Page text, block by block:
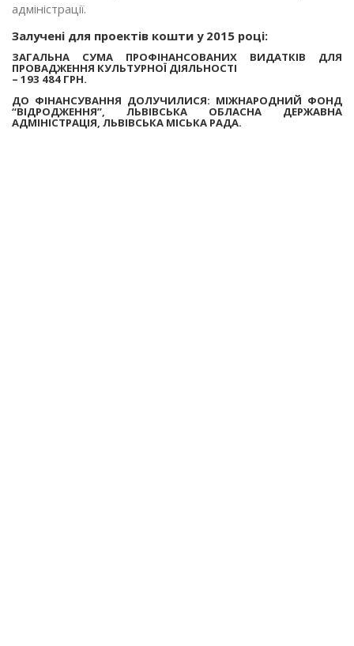
адміністрації.
Залучені для проектів кошти у 2015 році:
ЗАГАЛЬНА СУМА ПРОФІНАНСОВАНИХ ВИДАТКІВ ДЛЯ
ПРОВАДЖЕННЯ КУЛЬТУРНОЇ ДІЯЛЬНОСТІ
– 193 484 ГРН.
ДО ФІНАНСУВАННЯ ДОЛУЧИЛИСЯ: МІЖНАРОДНИЙ ФОНД
“ВІДРОДЖЕННЯ”, ЛЬВІВСЬКА ОБЛАСНА ДЕРЖАВНА
АДМІНІСТРАЦІЯ, ЛЬВІВСЬКА МІСЬКА РАДА.